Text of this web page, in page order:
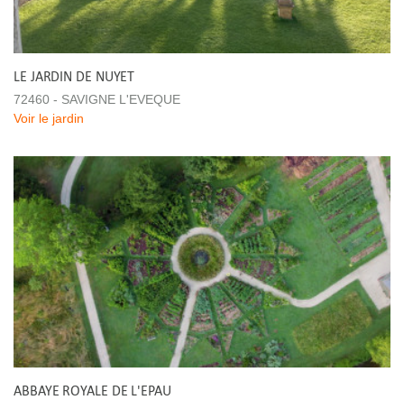
LE JARDIN DE NUYET
72460 - SAVIGNE L'EVEQUE
Voir le jardin
ABBAYE ROYALE DE L'EPAU